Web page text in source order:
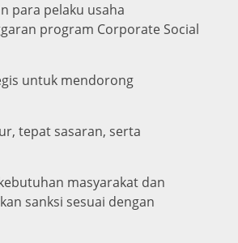
para pelaku usaha
program Corporate Social
untuk mendorong
tepat sasaran, serta
masyarakat dan
sanksi sesuai dengan